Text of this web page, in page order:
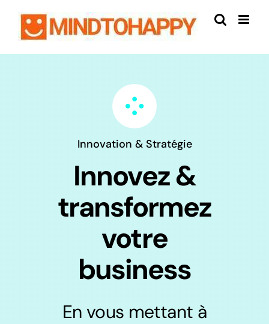
Passer
Innovation & Stratégie
Innovez &
transformez
votre
business
En vous mettant à